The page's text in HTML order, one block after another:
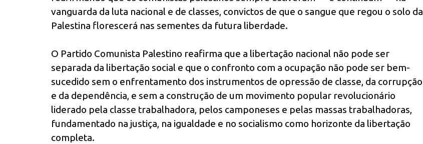
vanguarda da luta nacional e de classes, convictos de que o sangue que regou o solo da
Palestina florescerá nas sementes da futura liberdade.
O Partido Comunista Palestino reafirma que a libertação nacional não pode ser
separada da libertação social e que o confronto com a ocupação não pode ser bem-
sucedido sem o enfrentamento dos instrumentos de opressão de classe, da corrupção
e da dependência, e sem a construção de um movimento popular revolucionário
liderado pela classe trabalhadora, pelos camponeses e pelas massas trabalhadoras,
fundamentado na justiça, na igualdade e no socialismo como horizonte da libertação
completa.